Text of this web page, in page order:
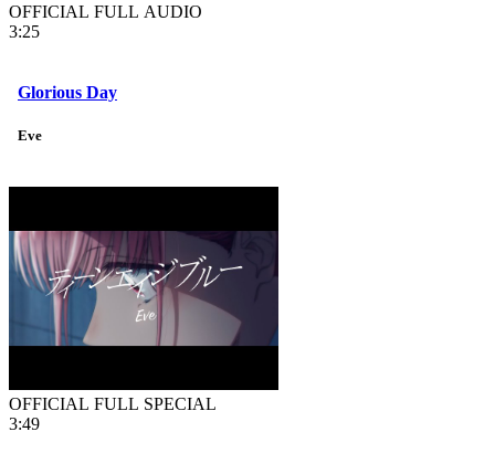
OFFICIAL FULL AUDIO
3:25
Glorious Day
Eve
OFFICIAL FULL SPECIAL
3:49